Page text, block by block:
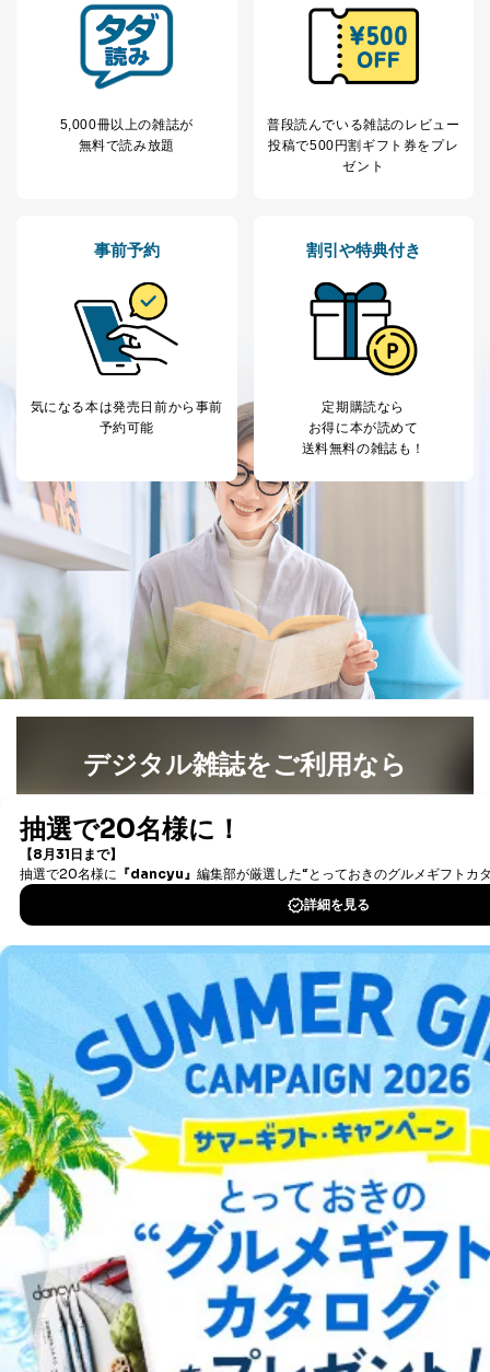
5,000冊以上の雑誌が
無料で読み放題
普段読んでいる雑誌のレビュー
投稿で500円割ギフト券をプレ
ゼント
事前予約
気になる本は発売日前から事前
予約可能
割引や特典付き
定期購読なら
お得に本が読めて
送料無料の雑誌も！
デジタル雑誌をご利用なら
書籍）が無料で読み放題！
DOWNLOAD FOR IOS
DOWNLOAD FOR ANDROID
ご利用方法はこちら
総合案内
アフィリエイト 採用情報
プレスリリース お問い合わせ
利用規約プライバシーポリシー 特定商取引法に基づく表示
出版社の皆様へ
投資家の皆様へサイトマップ